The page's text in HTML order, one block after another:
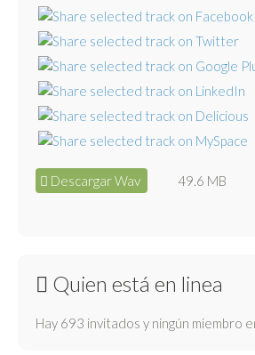
Descargar Wav 49.6 MB
Quien está en linea
Hay 693 invitados y ningún miembro